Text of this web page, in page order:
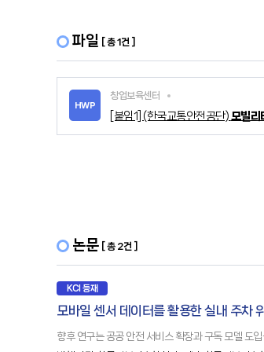
파일 [ 총 1건 ]
HWP
창업보육센터
[붙임1] (한국교통안전공단)모빌리
논문 [ 총 2건 ]
KCI 등재
모바일 센서 데이터를 활용한 실내 주차
향후 연구는 공공 안전 서비스 확장과 구독 모델 도